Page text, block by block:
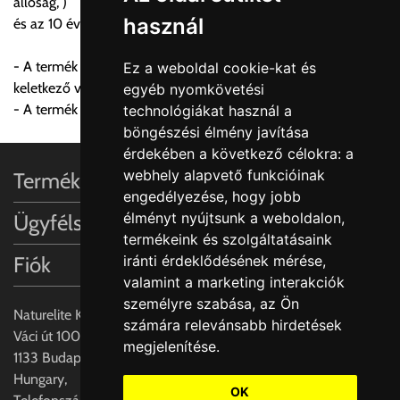
használ
Ez a weboldal cookie-kat és
egyéb nyomkövetési
technológiákat használ a
böngészési élmény javítása
érdekében a következő célokra: a
webhely alapvető funkcióinak
engedélyezése, hogy jobb
élményt nyújtsunk a weboldalon,
termékeink és szolgáltatásaink
iránti érdeklődésének mérése,
valamint a marketing interakciók
személyre szabása, az Ön
számára relevánsabb hirdetések
megjelenítése.
OK
FIGYELEM!!
A MEGRENDELŐ KIFEJEZETT KÉRÉSÉRE ÉS
FELELŐSSÉGÉRE LEHETSÉGES!!
Budapesti szállítások:
1, Budapestre kért szállítás esetén az általános szállítás
helyett időre történő extra szállítás kérése is lehetséges
egyedi áron. A szállítás megbeszélt időablakban lehetőség
szerint 1 órás intervallumon belüli pontos időpont
megjelöléssel kérhető munkanapokon 09.00 - 15.00 között.
A költséget a megrendeléskor rendelt termék/termékek,
valamint az ott megadott szállítási cím alapján a központ
számolja, valamint visszaigazolja.
Az árak csak a címre való szállítást tartalmazzák
és az 10 éves garanciát.
- A termék garanciája nem terjed ki a karbantartás hiányából
keletkező vízkő lerakódás miatti elszíneződésre.
- A termék garanciája nem terjed ki a lefolyó rendszerre.
Naturelite Kft,
Váci út 100.,
1133 Budapest,
Hungary,
Termékinformációk
Ügyfélszolgálat
Fiók